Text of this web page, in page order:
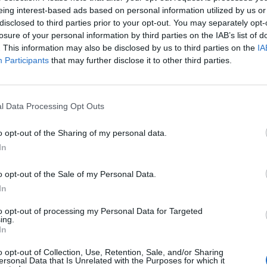
interest-based ads based on personal information utilized by us
to third parties prior to your opt-out. You may separately
of your personal information by third parties on the IAB’s list of
This information may also be disclosed by us to third parties on the
Participants that may further disclose it to other third parties.
Data Processing Opt Outs
opt-out of the Sharing of my personal data.
opt-out of the Sale of my Personal Data.
opt-out of processing my Personal Data for Targeted
opt-out of Collection, Use, Retention, Sale, and/or Sharing
Data that Is Unrelated with the Purposes for which it
a nagyvállalatok a harmadik negyedéves
a befektetők reakciója, de azért vannak kivételek.
százalékkal 3,24 milliárd dollárra, míg az egyszeri tételektől
dollárra (részvényenként 43 cent) emelkedett. A vállalat
azon dolgoznak, hogy növeljék az ügyfélszámot...
portfolio.hu hírarchívumához tartozik, melynek olvasása
tartalmazza:
cikkarchívum
elmúlt 2 év napon belüli